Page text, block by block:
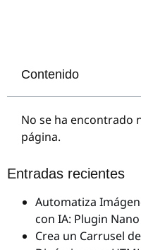
Contenido
No se ha encontrado
página.
Entradas recientes
Automatiza
con IA: Plugin
Crea un Carrusel